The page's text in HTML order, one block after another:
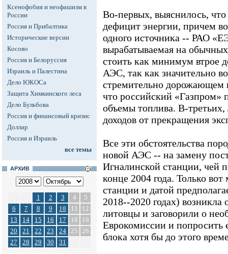
Ксенофобия и неофашизм в
России
Россия и Прибалтика
Исторические версии
Косово
Россия и Белоруссия
Израиль и Палестина
Дело ЮКОСа
Защита Химкинского леса
Дело Бульбова
Россия и финансовый кризис
Доллар
Россия и Израиль
все темы
АРХИВ
1 2 3 4
5
6
7 8 9 10 11
12
13
14 15 16 17 18
19
20
21 22 23 24 25 26
27
28 29 30 31
Во-первых, выяснилось, что
дефицит энергии, причем
одного источника -- РАО
вырабатываемая на
стоить как минимум втрое
АЭС, так как значительно
стремительно дорожающем
что российский «Газпром»
объемы топлива. В-
доходов от прекращения
Все эти обстоятельства
новой АЭС -- на замену
Игналинской станции, чей
конце 2004 года. Только
станции и датой
2018--2020 годах) возникла
литовцы и заговорили о
Еврокомиссии и попросить
блока хотя бы до этого